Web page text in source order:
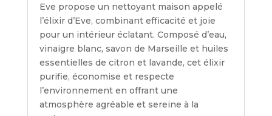
Eve propose un nettoyant maison appelé
l’élixir d’Eve, combinant efficacité et joie
pour un intérieur éclatant. Composé d’eau,
vinaigre blanc, savon de Marseille et huiles
essentielles de citron et lavande, cet élixir
purifie, économise et respecte
l’environnement en offrant une
atmosphère agréable et sereine à la